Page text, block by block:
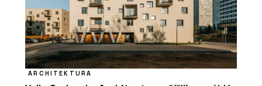
Sloupko-příčková, strukturální fasáda
MB-SR50N EFEKT - Aluprof
ARCHITEKTURA